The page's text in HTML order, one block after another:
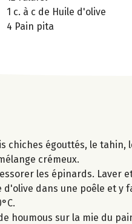
1 c. à c de Huile d'olive
4 Pain pita
chiches égouttés, le
crémeux.
les épinards. Laver
d'olive dans une poêle et
houmous sur la mie du